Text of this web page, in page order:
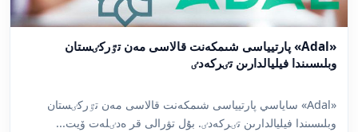
«Adal» پارتيياسى شىمكەنت قالاسى مەن تٷركٸستان
وبلىسىندا فيليالدارىن تٸركەدٸ
«Adal» ساياسي پارتيياسى شىمكەنت قالاسى مەن تٷركٸستان
وبلىسىندا فيليالدارىن تٸركەدٸ. بۇل تۋرالى قر ەدٸلەت ۆيت...